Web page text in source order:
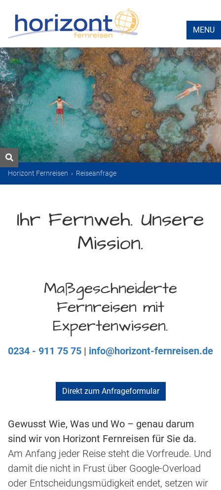
MENU
Horizont Fernreisen › Reiseanfrage
Ihr Fernweh. Unsere
Mission.
Maßgeschneiderte
Fernreisen mit
Expertenwissen.
0234 - 911 75 75 | info@horizont-fernreisen.de
Direkt zum Anfrageformular
Gewusst Wie, Was und Wo – genau darum
sind wir von Horizont Fernreisen für Sie da.
Am Anfang jeder Reise steht die Vorfreude. Und
damit die nicht in Frust über Google-Overload
oder Entscheidungsmüdigkeit endet, setzen wir